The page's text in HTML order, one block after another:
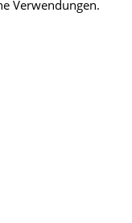
Verwendungen.